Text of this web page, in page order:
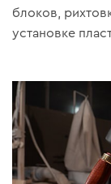
блоков,
установке